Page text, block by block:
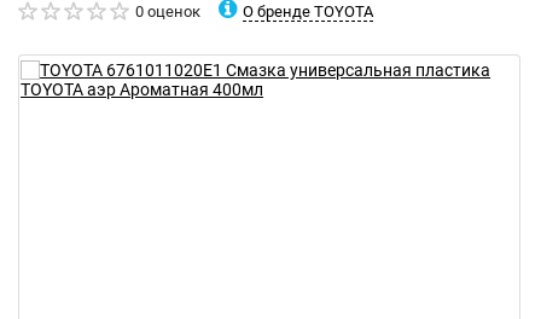
0 оценок О бренде TOYOTA